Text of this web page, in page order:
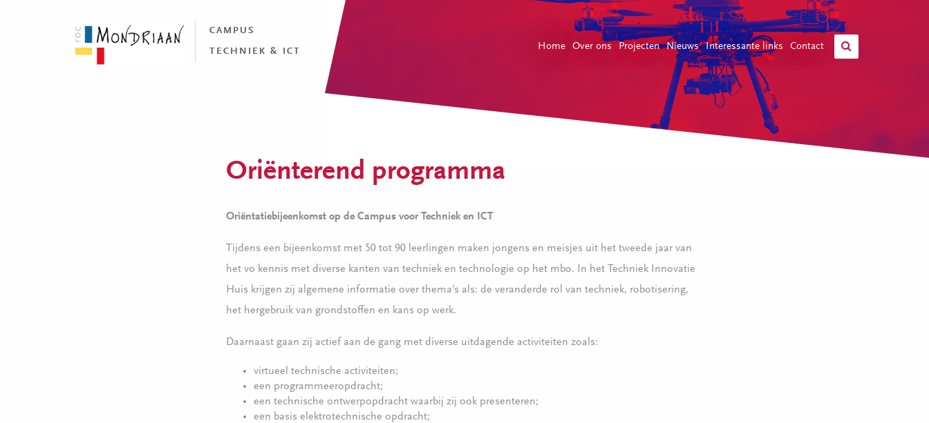
CAMPUS
TECHNIEK & ICT Home Over ons Projecten Nieuws Interessante links Contact
Oriënterend programma
Oriëntatiebijeenkomst op de Campus voor Techniek en ICT
Tijdens een bijeenkomst met 50 tot 90 leerlingen maken jongens en meisjes uit het tweede jaar van
het vo kennis met diverse kanten van techniek en technologie op het mbo. In het Techniek Innovatie
Huis krijgen zij algemene informatie over thema’s als: de veranderde rol van techniek, robotisering,
het hergebruik van grondstoffen en kans op werk.
Daarnaast gaan zij actief aan de gang met diverse uitdagende activiteiten zoals:
virtueel technische activiteiten;
een programmeeropdracht;
een technische ontwerpopdracht waarbij zij ook presenteren;
een basis elektrotechnische opdracht;